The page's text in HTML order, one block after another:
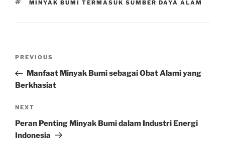
TAGS
MINYAK BUMI TERMASUK SUMBER DAYA ALAM
Previous
Post
PREVIOUS
Manfaat Minyak Bumi sebagai Obat Alami yang
Berkhasiat
Next
Post
NEXT
Peran Penting Minyak Bumi dalam Industri Energi
Indonesia